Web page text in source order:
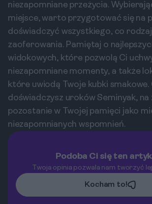
niezapomniane przeżycia.
miejsce, warto przygotować się na
doświadczyć wszystkiego, co
zaoferowania. Pamiętaj o
widokowych, które pozwolą Ci
niezapomniane momenty, a także
które uwiodą Twoje kubki smakowe.
doświadczysz uroków Seminyak, na
pozostanie w Twojej pamięci jako
niezapomnianych wspomnień.
Podoba Ci się ten
Twoja opinia pozwala nam tworzyć
Kocham to!